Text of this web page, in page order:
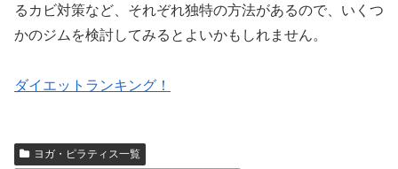
るカビ対策など、それぞれ独特の方法があるので、いくつ
かのジムを検討してみるとよいかもしれません。
ダイエットランキング！
ヨガ・ピラティス一覧